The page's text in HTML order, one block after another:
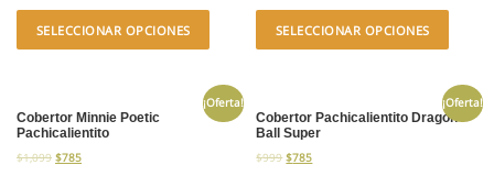
SELECCIONAR OPCIONES SELECCIONAR OPCIONES
¡Oferta!
Cobertor Minnie Poetic
Pachicalientito
$1,099 $785
¡Oferta!
Cobertor Pachicalientito Dragon
Ball Super
$999 $785